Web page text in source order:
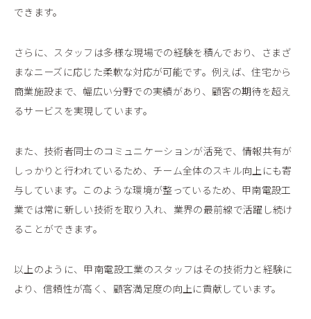
できます。
さらに、スタッフは多様な現場での経験を積んでおり、さまざ
まなニーズに応じた柔軟な対応が可能です。例えば、住宅から
商業施設まで、幅広い分野での実績があり、顧客の期待を超え
るサービスを実現しています。
また、技術者同士のコミュニケーションが活発で、情報共有が
しっかりと行われているため、チーム全体のスキル向上にも寄
与しています。このような環境が整っているため、甲南電設工
業では常に新しい技術を取り入れ、業界の最前線で活躍し続け
ることができます。
以上のように、甲南電設工業のスタッフはその技術力と経験に
より、信頼性が高く、顧客満足度の向上に貢献しています。